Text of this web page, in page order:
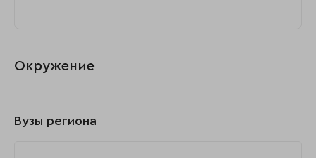
Окружение
Вузы региона